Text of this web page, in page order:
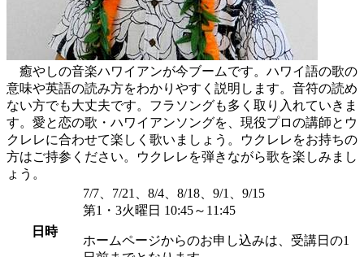
癒やしの音楽ハワイアンが今ブームです。ハワイ語の歌の
意味や英語の読み方をわかりやすく説明します。音符の読め
ない方でも大丈夫です。フラソングも多く取り入れていきま
す。愛と恋の歌・ハワイアンソングを、現役プロの講師とウ
クレレに合わせて楽しく歌いましょう。ウクレレをお持ちの
方はご持参ください。ウクレレを弾きながら歌を楽しみまし
ょう。
日時
7/7、7/21、8/4、8/18、9/1、9/15
第1・3火曜日 10:45～11:45
ホームページからのお申し込みは、受講日の1